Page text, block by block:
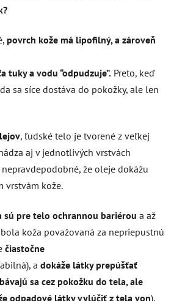
povrch kože má lipofilný, a zároveň
tuky a vodu “odpudzuje”. Preto, keď
sa síce dostáva do pokožky, ale len
, ľudské telo je tvorené z veľkej
aj v jednotlivých vrstvách
že oleje dokážu
vrstvám kože.
sú pre telo ochrannou bariérou a až
koža považovaná za nepriepustnú
čiastočne
a dokáže látky prepúšťať
sa cez pokožku do tela, ale
odpadové látky vylúčiť z tela von).